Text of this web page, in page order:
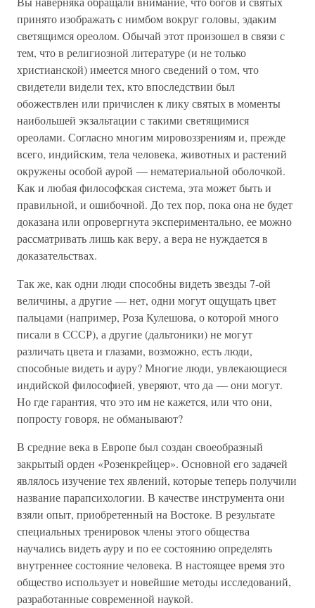
принято изображать с нимбом вокруг головы, эдаким
светящимся ореолом. Обычай этот произошел в связи с
тем, что в религиозной литературе (и не только
христианской) имеется много сведений о том, что
свидетели видели тех, кто впоследствии был
обожествлен или причислен к лику святых в моменты
наибольшей экзальтации с такими светящимися
ореолами. Согласно многим мировоззрениям и, прежде
всего, индийским, тела человека, животных и растений
окружены особой аурой — нематериальной оболочкой.
Как и любая философская система, эта может быть и
правильной, и ошибочной. До тех пор, пока она не будет
доказана или опровергнута экспериментально, ее можно
рассматривать лишь как веру, а вера не нуждается в
доказательствах.
Так же, как одни люди способны видеть звезды 7-ой
величины, а другие — нет, одни могут ощущать цвет
пальцами (например, Роза Кулешова, о которой много
писали в СССР), а другие (дальтоники) не могут
различать цвета и глазами, возможно, есть люди,
способные видеть и ауру? Многие люди, увлекающиеся
индийской философией, уверяют, что да — они могут.
Но где гарантия, что это им не кажется, или что они,
попросту говоря, не обманывают?
В средние века в Европе был создан своеобразный
закрытый орден «Розенкрейцер». Основной его задачей
являлось изучение тех явлений, которые теперь получили
название парапсихологии. В качестве инструмента они
взяли опыт, приобретенный на Востоке. В результате
специальных тренировок члены этого общества
научались видеть ауру и по ее состоянию определять
внутреннее состояние человека. В настоящее время это
общество использует и новейшие методы исследований,
разработанные современной наукой.